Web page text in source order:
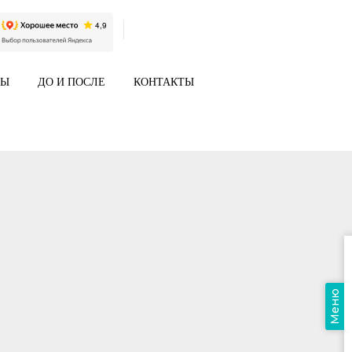
ДО И ПОСЛЕ КОНТАКТЫ
Меню